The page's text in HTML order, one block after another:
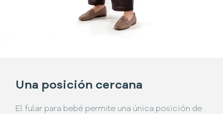
Una posición cercana
El fular para bebé permite una única posición de